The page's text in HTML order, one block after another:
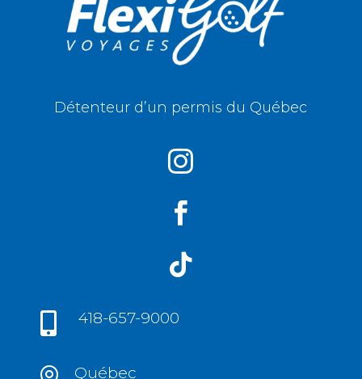
Détenteur d’un permis du Québec



 418-657-9000
Québec